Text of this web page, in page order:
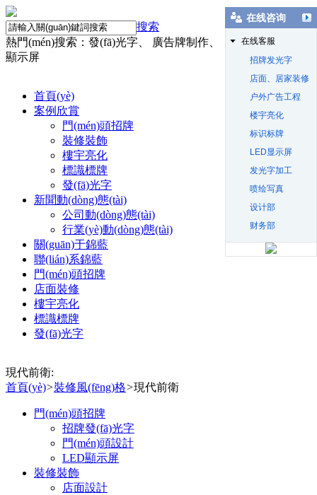
搜索
熱門(mén)搜索：發(fā)光字、 廣告牌制作、 店面裝修、 LED
顯示屏
首頁(yè)
案例欣賞
門(mén)頭招牌
裝修裝飾
樓宇亮化
標識標牌
發(fā)光字
新聞動(dòng)態(tài)
公司動(dòng)態(tài)
行業(yè)動(dòng)態(tài)
關(guān)于錦藍
聯(lián)系錦藍
門(mén)頭招牌
店面裝修
樓宇亮化
標識標牌
發(fā)光字
現代前衛:
首頁(yè)>裝修風(fēng)格>現代前衛
門(mén)頭招牌
招牌發(fā)光字
門(mén)頭設計
LED顯示屏
裝修裝飾
店面設計
在线咨询
在线客服
招牌发光字
店面、居家装修
户外广告工程
楼宇亮化
标识标牌
LED显示屏
发光字加工
喷绘写真
设计部
财务部